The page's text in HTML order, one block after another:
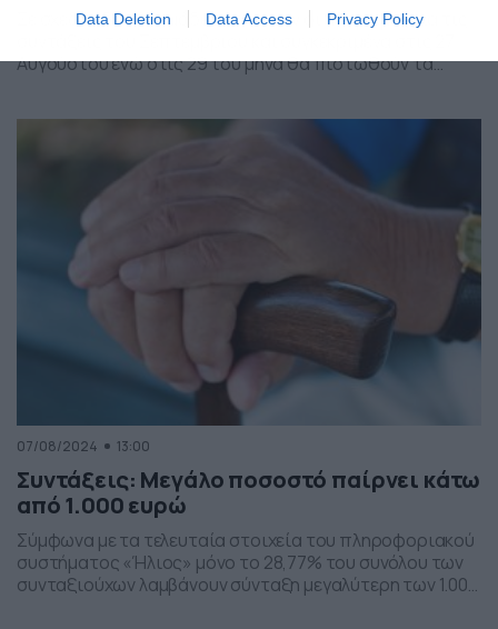
Data Deletion Data Access Privacy Policy
Σε σχεδόν δύο βδομάδες θα γίνουν οι πληρωμές για τις
Αυγούστου ενώ στις 29 του μήνα θα πιστωθούν τα
δικαιούχους έχουν οριστεί για το Σάββατο 31
Αυγούστου, ωστόσο τα χρήματα των παραπάνω […]
07/08/2024 13:00
Συντάξεις: Μεγάλο ποσοστό παίρνει κάτω
από 1.000 ευρώ
Σύμφωνα με τα τελευταία στοιχεία του πληροφοριακού
συστήματος «Ήλιος» μόνο το 28,77% του συνόλου των
συνταξιούχων λαμβάνουν σύνταξη μεγαλύτερη των 1.000